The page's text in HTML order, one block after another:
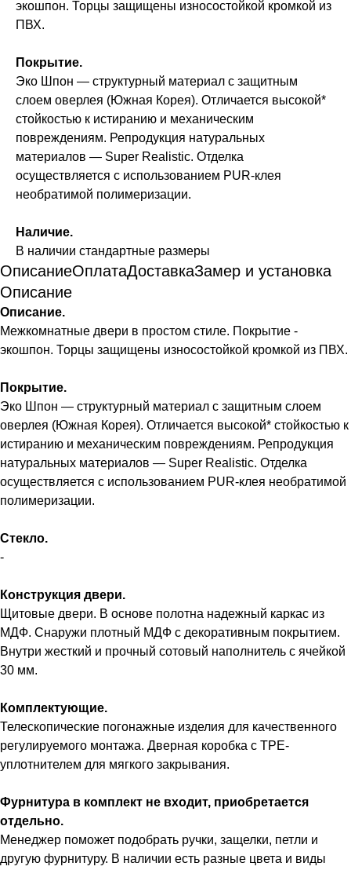
экошпон. Торцы защищены износостойкой кромкой из
ПВХ.
Покрытие.
Эко Шпон — структурный материал с защитным
слоем оверлея (Южная Корея). Отличается высокой*
стойкостью к истиранию и механическим
повреждениям. Репродукция натуральных
материалов — Super Realistic. Отделка
осуществляется с использованием PUR-клея
необратимой полимеризации.
Наличие.
В наличии стандартные размеры
ОписаниеОплатаДоставкаЗамер и установка
Описание
Описание.
Межкомнатные двери в простом стиле. Покрытие -
экошпон. Торцы защищены износостойкой кромкой из ПВХ.
Покрытие.
Эко Шпон — структурный материал с защитным слоем
оверлея (Южная Корея). Отличается высокой* стойкостью к
истиранию и механическим повреждениям. Репродукция
натуральных материалов — Super Realistic. Отделка
осуществляется с использованием PUR-клея необратимой
полимеризации.
Стекло.
-
Конструкция двери.
Щитовые двери. В основе полотна надежный каркас из
МДФ. Снаружи плотный МДФ с декоративным покрытием.
Внутри жесткий и прочный сотовый наполнитель с ячейкой
30 мм.
Комплектующие.
Телескопические погонажные изделия для качественного
регулируемого монтажа. Дверная коробка с TPE-
уплотнителем для мягкого закрывания.
Фурнитура в комплект не входит, приобретается
отдельно.
Менеджер поможет подобрать ручки, защелки, петли и
другую фурнитуру. В наличии есть разные цвета и виды